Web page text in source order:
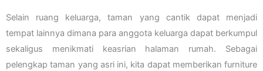
Selain ruang keluarga, taman yang cantik dapat menjadi
tempat lainnya dimana para anggota keluarga dapat berkumpul
sekaligus menikmati keasrian halaman rumah. Sebagai
pelengkap taman yang asri ini, kita dapat memberikan furniture